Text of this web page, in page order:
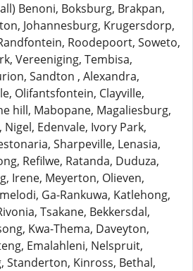
Benoni, Boksburg, Brakpan,
Johannesburg, Krugersdorp,
Roodepoort, Soweto,
Vereeniging, Tembisa,
Sandton , Alexandra,
Olifantsfontein, Clayville,
hill, Mabopane, Magaliesburg,
Edenvale, Ivory Park,
Sharpeville, Lenasia,
Refilwe, Ratanda, Duduza,
Irene, Meyerton, Olieven,
Ga-Rankuwa, Katlehong,
Tsakane, Bekkersdal,
Kwa-Thema, Daveyton,
Emalahleni, Nelspruit,
Standerton, Kinross, Bethal,